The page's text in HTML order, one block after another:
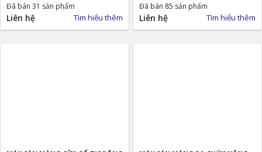
Đã bán 31 sản phẩm
Liên hệ Tìm hiểu thêm
Đã bán 85 sản phẩm
Liên hệ Tìm hiểu thêm